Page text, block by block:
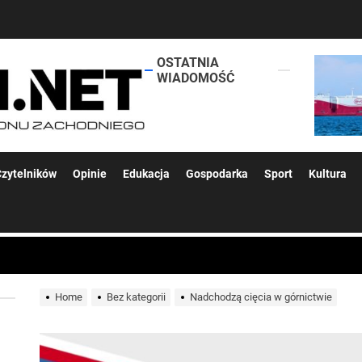
lokalsi.net
OSTATNIA
WIADOMOŚĆ
Opinie Edukacja Gospodarka Sport Kultura
woda nieprzydatna do spożycia!!!
Rybnik?
kolejnych afer w ochronie zdrowia — czas zacząć mówić o
Home Bez kategorii Nadchodzą cięcia w górnictwie